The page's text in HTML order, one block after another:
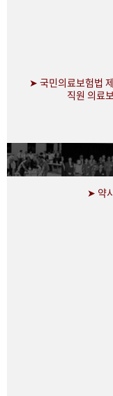
➤ 국민의료보험법
직원 의료
➤ 약